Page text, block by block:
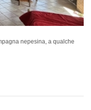
nepesina, a qualche